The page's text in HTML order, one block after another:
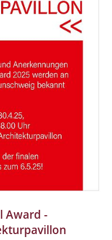
Award -